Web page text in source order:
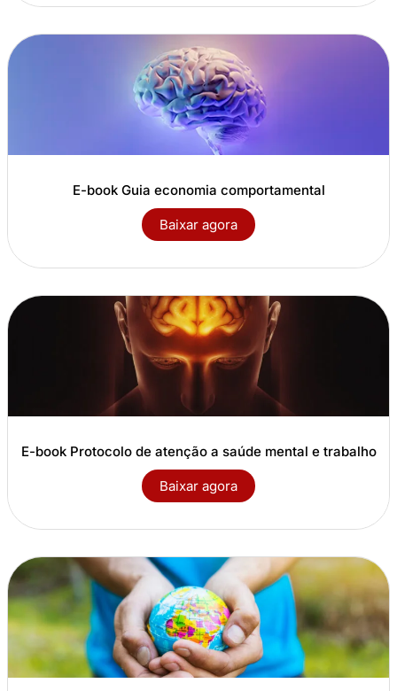
E-book Guia economia comportamental
Baixar agora
E-book Protocolo de atenção a saúde mental e trabalho
Baixar agora